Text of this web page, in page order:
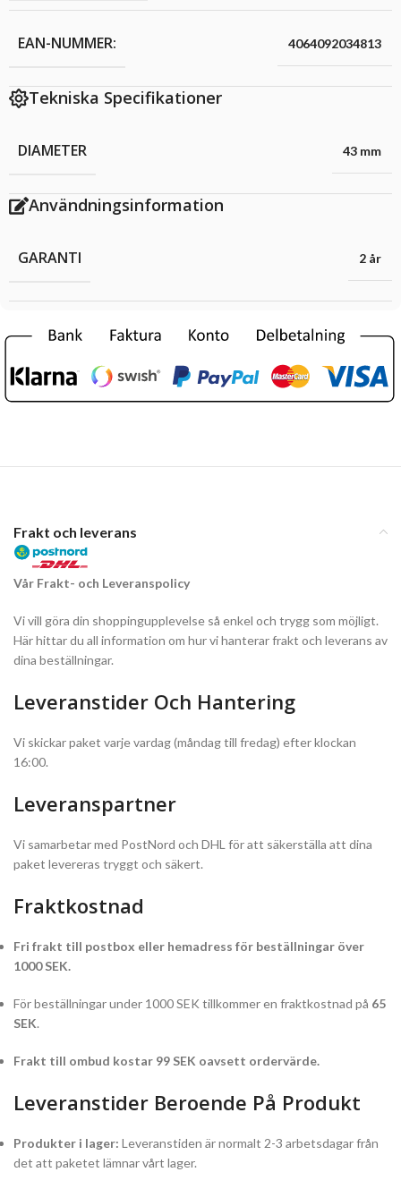
EAN-NUMMER: 4064092034813
Tekniska Specifikationer
DIAMETER 43 mm
Användningsinformation
GARANTI 2 år
Frakt och leverans
Vår Frakt- och Leveranspolicy
Vi vill göra din shoppingupplevelse så enkel och trygg som möjligt.
Här hittar du all information om hur vi hanterar frakt och leverans av
dina beställningar.
Leveranstider Och Hantering
Vi skickar paket varje vardag (måndag till fredag) efter klockan
16:00.
Leveranspartner
Vi samarbetar med PostNord och DHL för att säkerställa att dina
paket levereras tryggt och säkert.
Fraktkostnad
Fri frakt till postbox eller hemadress för beställningar över
1000 SEK.
För beställningar under 1000 SEK tillkommer en fraktkostnad på 65
SEK.
Frakt till ombud kostar 99 SEK oavsett ordervärde.
Leveranstider Beroende På Produkt
Produkter i lager: Leveranstiden är normalt 2-3 arbetsdagar från
det att paketet lämnar vårt lager.